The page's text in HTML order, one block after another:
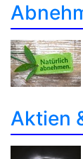
Aktien